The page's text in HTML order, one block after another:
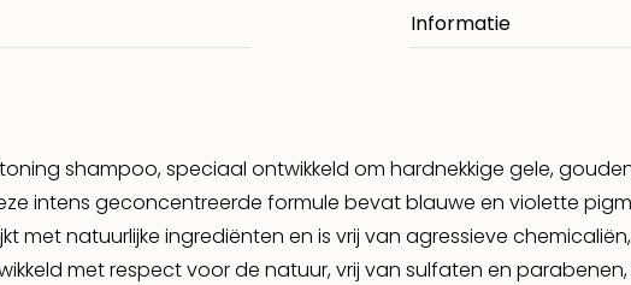
shampoo, speciaal ontwikkeld om hardnekkige gele,
intens geconcentreerde formule bevat blauwe en violette
met natuurlijke ingrediënten en is vrij van agressieve
met respect voor de natuur, vrij van sulfaten en